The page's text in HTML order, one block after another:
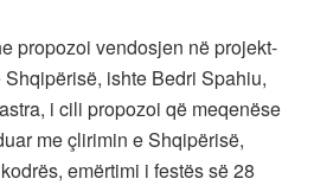
propozoi vendosjen në projekt-
ishte Bedri Spahiu,
i cili propozoi që meqenëse
me çlirimin e Shqipërisë,
emërtimi i festës së 28